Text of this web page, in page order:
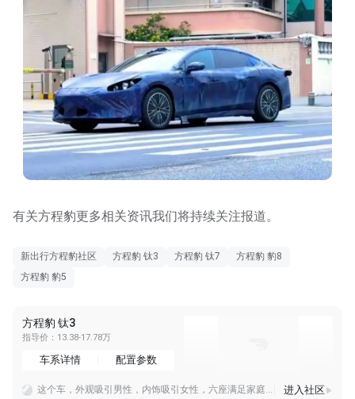
有关方程豹更多相关资讯我们将持续关注报道。
新出行方程豹社区 方程豹 钛3 方程豹 钛7
方程豹 豹8
方程豹 豹5
方程豹 钛3
指导价：13.38-17.78万
车系详情 配置参数
这个车，外观吸引男性，内饰吸引女性，六座满足家庭，狠狠拿捏，你就学吧
进入社区